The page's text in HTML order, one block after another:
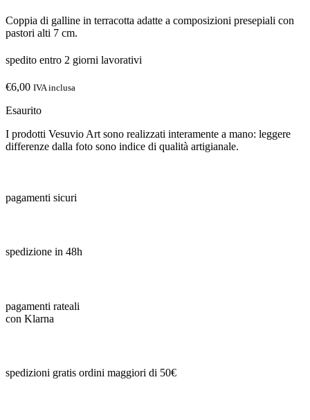
Coppia di galline in terracotta adatte a composizioni presepiali con
pastori alti 7 cm.
spedito entro 2 giorni lavorativi
€6,00 IVA inclusa
Esaurito
I prodotti Vesuvio Art sono realizzati interamente a mano: leggere
differenze dalla foto sono indice di qualità artigianale.
pagamenti sicuri
spedizione in 48h
pagamenti rateali
con Klarna
spedizioni gratis ordini maggiori di 50€